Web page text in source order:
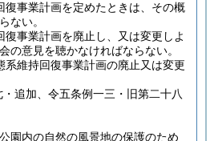
復事業計画を定めたときは、その概
ない。
復事業計画を廃止し、又は変更しよ
の意見を聴かなければならない。
系維持回復事業計画の廃止又は変更
追加、令五条例一三・旧第二十八
園内の自然の風景地の保護のため